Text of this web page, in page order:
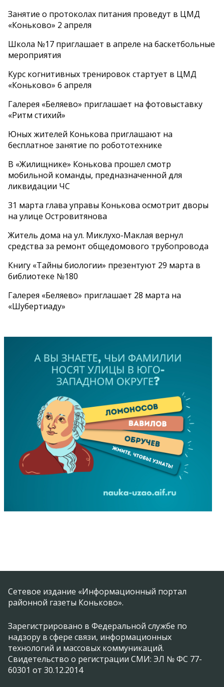
Занятие о протоколах питания проведут в ЦМД
«Коньково» 2 апреля
Школа №17 приглашает в апреле на баскетбольные
мероприятия
Курс когнитивных тренировок стартует в ЦМД
«Коньково» 6 апреля
Галерея «Беляево» приглашает на фотовыставку
«Ритм стихий»
Юных жителей Конькова приглашают на
бесплатное занятие по робототехнике
В «Жилищнике» Конькова прошел смотр
мобильной команды, предназначенной для
ликвидации ЧС
31 марта глава управы Конькова осмотрит дворы
на улице Островитянова
Житель дома на ул. Миклухо-Маклая вернул
средства за ремонт общедомового трубопровода
Книгу «Тайны биологии» презентуют 29 марта в
библиотеке №180
Галерея «Беляево» приглашает 28 марта на
«Шубертиаду»
Сетевое издание «Информационный портал
районной газеты Коньково».
Зарегистрировано в Федеральной службе по
надзору в сфере связи, информационных
технологий и массовых коммуникаций.
Свидетельство о регистрации СМИ: ЭЛ № ФС 77-
60301 от 30.12.2014